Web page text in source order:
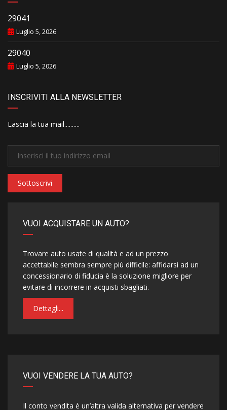
29041
Luglio 5, 2026
29040
Luglio 5, 2026
INSCRIVITI ALLA NEWSLETTER
Lascia la tua mail..........
Sottoscrivi
VUOI ACQUISTARE UN AUTO?
Trovare auto usate di qualità e ad un prezzo
accettabile sembra sempre più difficile: affidarsi ad un
concessionario di fiducia è la soluzione migliore per
evitare di incorrere in acquisti sbagliati.
Dettagli...
VUOI VENDERE LA TUA AUTO?
Il conto vendita è un’altra valida alternativa per vendere